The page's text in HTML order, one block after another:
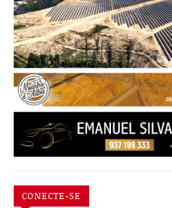
CONECTE-SE